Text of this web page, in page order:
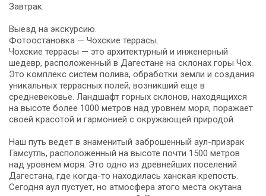
Завтрак.
Выезд на экскурсию.
Фотоостановка — Чохские террасы.
Чохские террасы — это архитектурный и инженерный
шедевр, расположенный в Дагестане на склонах горы Чох.
Это комплекс систем полива, обработки земли и создания
уникальных террасных полей, возникший еще в
средневековье. Ландшафт горных склонов, находящихся
на высоте более 1000 метров над уровнем моря, поражает
своей красотой и гармонией с окружающей природой.
Наш путь ведет в знаменитый заброшенный аул-призрак
Гамсутль, расположенный на высоте почти 1500 метров
над уровнем моря. Это одно из древнейших поселений
Дагестана, где когда-то находилась ханская крепость.
Сегодня аул пустует, но атмосфера этого места окутана